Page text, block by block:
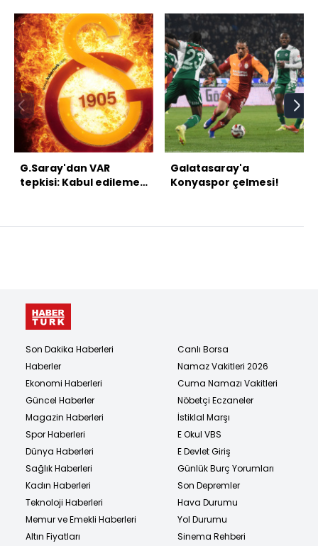
G.Saray'dan VAR
tepkisi: Kabul edilemez
Galatasaray'a
Konyaspor çelmesi!
Son Dakika Haberleri
Haberler
Ekonomi Haberleri
Güncel Haberler
Magazin Haberleri
Spor Haberleri
Dünya Haberleri
Sağlık Haberleri
Kadın Haberleri
Teknoloji Haberleri
Memur ve Emekli Haberleri
Altın Fiyatları
Canlı Borsa
Namaz Vakitleri 2026
Cuma Namazı Vakitleri
Nöbetçi Eczaneler
İstiklal Marşı
E Okul VBS
E Devlet Giriş
Günlük Burç Yorumları
Son Depremler
Hava Durumu
Yol Durumu
Sinema Rehberi